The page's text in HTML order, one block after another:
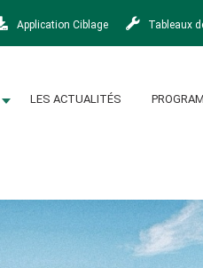
Application Ciblage Tableaux
LES ACTUALITÉS